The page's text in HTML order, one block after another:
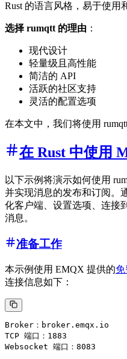
Rust 的语言风格，易于使用
选择 rumqtt 的理由 ：
现代设计
轻量级且高性能
简洁的 API
活跃的社区支持
灵活的配置选项
在本文中，我们将使用
在 Rust 中使用
以下示例将演示如何使用
并实现消息的发布和订阅。
化客户端、设置选项、连接
消息。
准备工作
本示例使用 EMQX 提供的
连接信息如下：
Broker：broker.emqx.io
TCP 端口：1883